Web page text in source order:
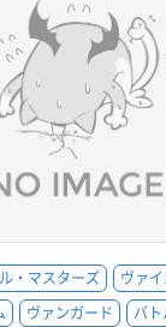
・マスターズ
ヴァ
ヴァンガード バ